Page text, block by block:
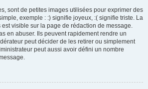
sont de petites images utilisées pour exprimer des
exemple : :) signifie joyeux, :( signifie triste. La
est visible sur la page de rédaction de message.
en abuser. Ils peuvent rapidement rendre un
peut décider de les retirer ou simplement
peut aussi avoir défini un nombre